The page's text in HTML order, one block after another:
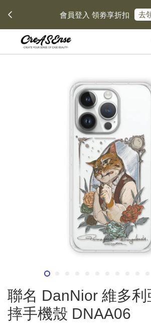
會員登入 領劵享折扣 去
聯名 DanNior 維多利
摔手機殼 DNAA06